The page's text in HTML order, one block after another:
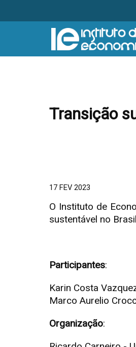
Transição
17 FEV 2023
O Instituto de
sustentável no
Participantes:
Karin Costa
Marco Aurelio
Organização: